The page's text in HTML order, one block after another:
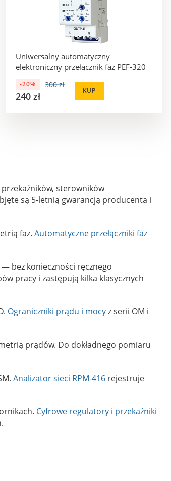
Uniwersalny automatyczny
elektroniczny przełącznik faz PEF-320
-20% 300 zł
240 zł KUP
sterowników
są 5-letnią gwarancją producenta i
faz. Automatyczne przełączniki faz
bez konieczności ręcznego
pracy i zastępują kilka klasycznych
Ograniczniki prądu i mocyz serii OM i
prądów. Do dokładnego pomiaru
Analizator sieci RPM-416 rejestruje
Cyfrowe regulatory i przekaźniki